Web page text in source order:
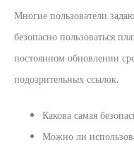
Многие пользователи
безопасно пользоваться
постоянном обновлении
подозрительных ссылок.
Какова самая
Можно ли